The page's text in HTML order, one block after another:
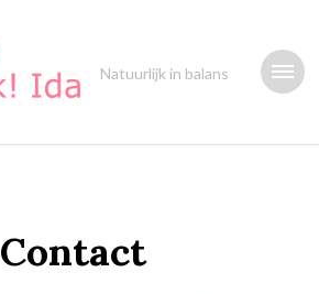
Natuurlijk in balans
Contact